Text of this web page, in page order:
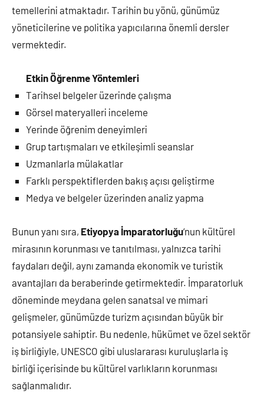
temellerini atmaktadır. Tarihin bu yönü, günümüz
yöneticilerine ve politika yapıcılarına önemli dersler
vermektedir.
Etkin Öğrenme Yöntemleri
Tarihsel belgeler üzerinde çalışma
Görsel materyalleri inceleme
Yerinde öğrenim deneyimleri
Grup tartışmaları ve etkileşimli seanslar
Uzmanlarla mülakatlar
Farklı perspektiflerden bakış açısı geliştirme
Medya ve belgeler üzerinden analiz yapma
Bunun yanı sıra, Etiyopya İmparatorluğu‘nun kültürel
mirasının korunması ve tanıtılması, yalnızca tarihi
faydaları değil, aynı zamanda ekonomik ve turistik
avantajları da beraberinde getirmektedir. İmparatorluk
döneminde meydana gelen sanatsal ve mimari
gelişmeler, günümüzde turizm açısından büyük bir
potansiyele sahiptir. Bu nedenle, hükümet ve özel sektör
iş birliğiyle, UNESCO gibi uluslararası kuruluşlarla iş
birliği içerisinde bu kültürel varlıkların korunması
sağlanmalıdır.